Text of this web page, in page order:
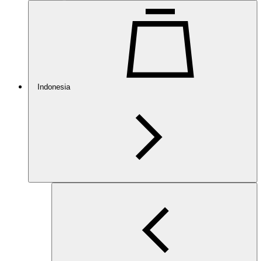
Indonesia